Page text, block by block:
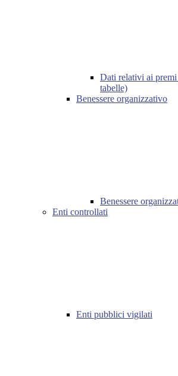
Dati relativi ai
tabelle)
Benessere organizzativo
Benessere
Enti controllati
Enti pubblici vigilati